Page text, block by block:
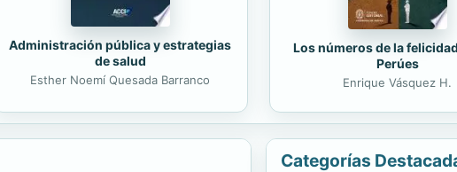
Administración pública y estrategias
de salud
Esther Noemí Quesada Barranco
Los números de la
Perúes
Enrique Vásquez H.
Categorías